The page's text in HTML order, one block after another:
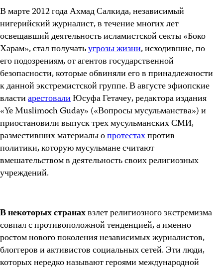
В марте 2012 года Ахмад Салкида, независимый
нигерийский журналист, в течение многих лет
освещавший деятельность исламистской секты «Боко
Харам», стал получатьугрозы жизни, исходившие, по
его подозрениям, от агентов государственной
безопасности, которые обвиняли его в принадлежности
к данной экстремистской группе. В августе эфиопские
властиарестовалиЮсуфа Гетачеу, редактора издания
«Ye Muslimoch Guday» («Вопросы мусульманства») и
приостановили выпуск трех мусульманских СМИ,
разместивших материалы опротестахпротив
политики, которую мусульмане считают
вмешательством в деятельность своих религиозных
учреждений.
В некоторых странахвзлет религиозного экстремизма
совпал с противоположной тенденцией, а именно
ростом нового поколения независимых журналистов,
блоггеров и активистов социальных сетей. Эти люди,
которых нередко называют героями международной